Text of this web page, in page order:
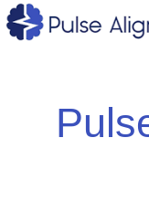
Aller
au